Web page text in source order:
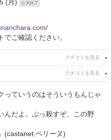
(月)
公演終了
ご確認ください。
っていうのはそういうもんじゃ
んだよ。ぶっ殺すぞ、この野
(castanet:ペリーヌ)